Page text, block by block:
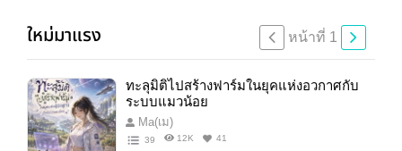
ใหม่มาแรง หน้าที่ 1
ทะลุมิติไปสร้างฟาร์มในยุคแห่งอวกาศกับ
ระบบแมวน้อย
Ma(เม)
39 12K 41